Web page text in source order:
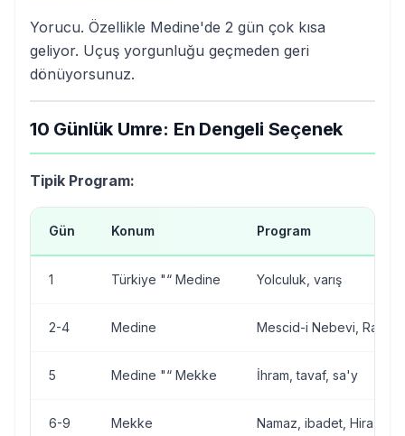
Yorucu. Özellikle Medine'de 2 gün çok kısa
geliyor. Uçuş yorgunluğu geçmeden geri
dönüyorsunuz.
10 Günlük Umre: En Dengeli Seçenek
Tipik Program:
Gün Konum Program
1 Türkiye "“ Medine Yolculuk, varış
2-4 Medine Mescid-i Nebevi,
5 Medine "“ Mekke İhram, tavaf, sa'y
6-9 Mekke Namaz, ibadet, Hira,